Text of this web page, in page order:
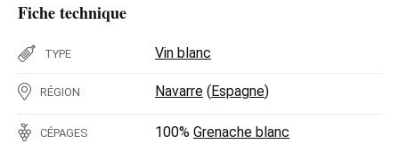
Fiche technique
TYPE Vin blanc
RÉGION Navarre (Espagne)
CÉPAGES 100% Grenache blanc